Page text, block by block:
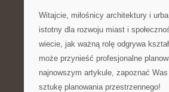
Witajcie, miłośnicy ⁤architektury i
istotny dla⁣ rozwoju miast i
wiecie, jak ważną rolę odgrywa
może przynieść profesjonalne
najnowszym artykule, zapoznać
‌sztukę planowania przestrzennego!